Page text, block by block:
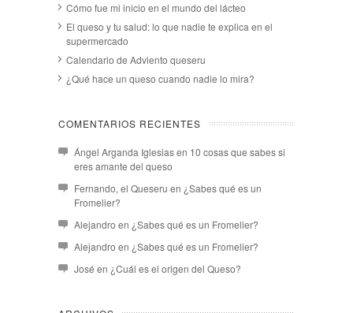
Cómo fue mi inicio en el mundo del lácteo
El queso y tu salud: lo que nadie te explica en el
supermercado
Calendario de Adviento queseru
¿Qué hace un queso cuando nadie lo mira?
COMENTARIOS RECIENTES
Ángel Arganda Iglesiasen 10 cosas que sabes si
eres amante del queso
Fernando, el Queseru en ¿Sabes qué es un
Fromelier?
Alejandro en ¿Sabes qué es un Fromelier?
Alejandro en ¿Sabes qué es un Fromelier?
José en ¿Cuál es el origen del Queso?